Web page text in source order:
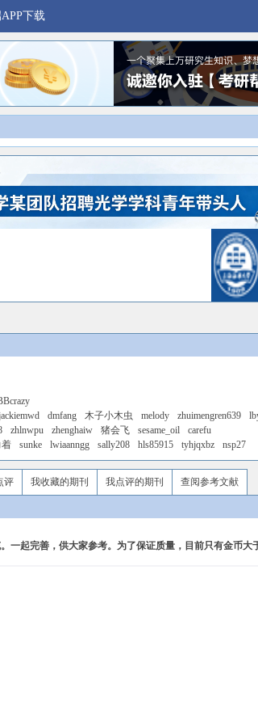
下载
dmfang 木子小木虫 melody zhuimengren639
zhlnwpu zhenghaiw 猪会飞 sesame_oil
carefu
sunke lwiaanngg sally208 hls85915 tyhjqxbz nsp27
评 我收藏的期刊 我点评的期刊 查阅参考文献
一起完善，供大家参考。为了保证质量，目前只有金币大